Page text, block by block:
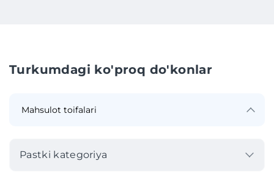
Turkumdagi ko'proq do'konlar
Pastki kategoriya